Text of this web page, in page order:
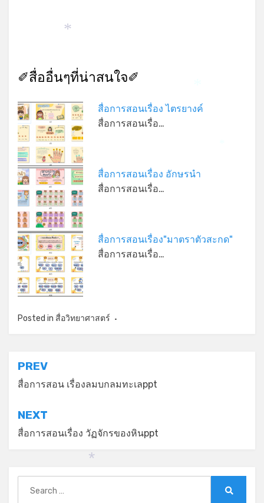
✐สื่ออื่นๆที่น่าสนใจ✐
สื่อการสอนเรื่อง ไตรยางค์
สื่อการสอนเรื่อ…
สื่อการสอนเรื่อง อักษรนำ
สื่อการสอนเรื่อ…
สื่อการสอนเรื่อง"มาตราตัวสะกด"
สื่อการสอนเรื่อ…
Posted in สื่อวิทยาศาสตร์
แนะแนว
เรื่อง
PREV
สื่อการสอน เรื่องลมบกลมทะเลppt
NEXT
สื่อการสอนเรื่อง วัฏจักรของหินppt
for:
*
*
*